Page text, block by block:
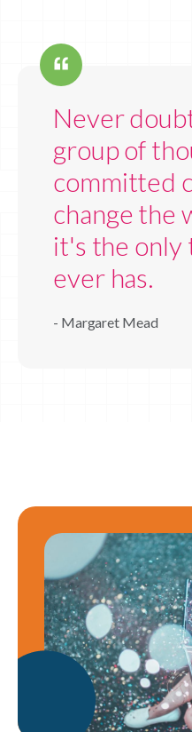
Never
group of
committed
change the
it's the only
ever has.
- Margaret Mead